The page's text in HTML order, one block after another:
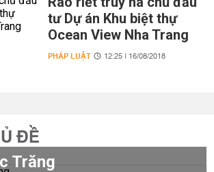
tư Dự án Khu biệt thự
Ocean View Nha Trang
PHÁP LUẬT 12:25 | 16/08/2018
ĐỀ
Trăng